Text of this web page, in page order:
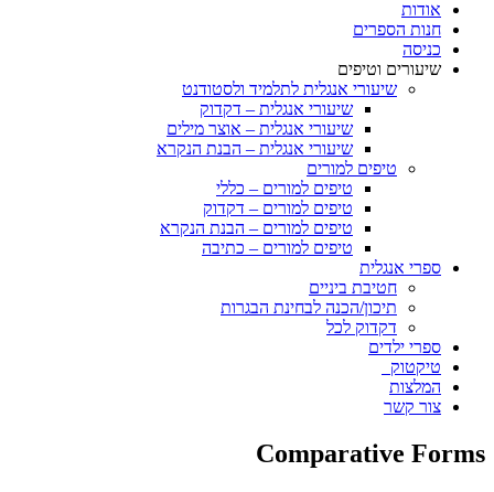
אודות
חנות הספרים
כניסה
שיעורים וטיפים
שיעורי אנגלית לתלמיד ולסטודנט
שיעורי אנגלית – דקדוק
שיעורי אנגלית – אוצר מילים
שיעורי אנגלית – הבנת הנקרא
טיפים למורים
טיפים למורים – כללי
טיפים למורים – דקדוק
טיפים למורים – הבנת הנקרא
טיפים למורים – כתיבה
ספרי אנגלית
חטיבת ביניים
תיכון/הכנה לבחינת הבגרות
דקדוק לכל
ספרי ילדים
טיקטוק
המלצות
צור קשר
Comparative Forms